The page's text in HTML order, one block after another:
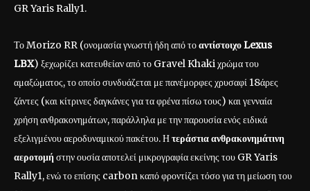
GR Yaris Rally1.
Το Morizo RR (ονομασία γνωστή ήδη από τοαντίστοιχο Lexus
LBX) ξεχωρίζει κατευθείαν από το Gravel Khaki χρώμα του
αμαξώματος, το οποίο συνδυάζεται με πανέμορφες χρυσαφί 18άρες
ζάντες (και κίτρινες δαγκάνες για τα φρένα πίσω τους) και γενναία
χρήση ανθρακονημάτων, παράλληλα με την παρουσία ενός ειδικά
εξελιγμένου αεροδυναμικού πακέτου. Ητεράστια ανθρακονημάτινη
αεροτομήστην ουσία αποτελεί μικρογραφία εκείνης του GR Yaris
Rally1, ενώ το επίσης carbon καπό φροντίζει τόσο για τη μείωση του